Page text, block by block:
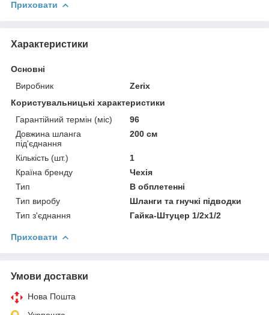
Приховати
Характеристики
Основні
Виробник
Zerix
Користувальницькі характеристики
Гарантійний термін (міс)
96
Довжина шланга
під'єднання
200 см
Кількість (шт.)
1
Країна бренду
Чехія
Тип
В обплетенні
Тип виробу
Шланги та гнучкі підводки
Тип з'єднання
Гайка-Штуцер 1/2x1/2
Приховати
Умови доставки
Нова Пошта